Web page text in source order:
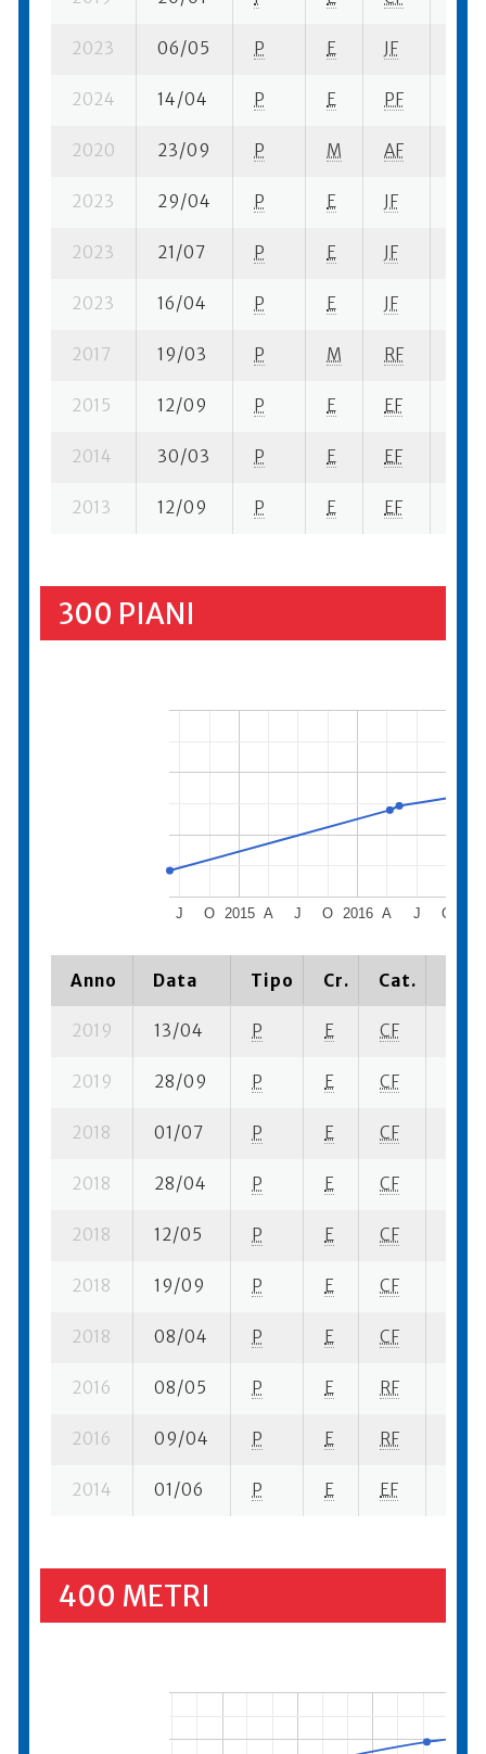
2023 06/05 P E JF
2024 14/04 P E PF
2020 23/09 P M AF
2023 29/04 P E JF
2023 21/07 P E JF
2023 16/04 P E JF
2017 19/03 P M RF
2015 12/09 P E EF
2014 30/03 P E EF
2013 12/09 P E EF
300 PIANI
2015 2016
J O A J O A J O
Anno Data Tipo Cr. Cat.
2019 13/04 P E CF
2019 28/09 P E CF
2018 01/07 P E CF
2018 28/04 P E CF
2018 12/05 P E CF
2018 19/09 P E CF
2018 08/04 P E CF
2016 08/05 P E RF
2016 09/04 P E RF
2014 01/06 P E EF
400 METRI